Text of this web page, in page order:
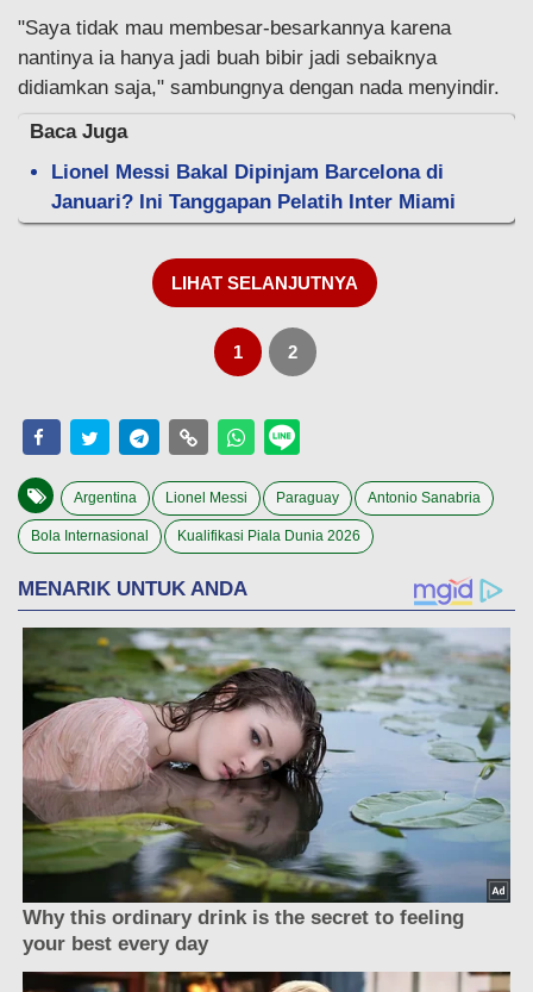
"Saya tidak mau membesar-besarkannya karena
nantinya ia hanya jadi buah bibir jadi sebaiknya
didiamkan saja," sambungnya dengan nada menyindir.
Baca Juga
Lionel Messi Bakal Dipinjam Barcelona di
Januari? Ini Tanggapan Pelatih Inter Miami
LIHAT SELANJUTNYA
1 2
Argentina Lionel Messi Paraguay Antonio Sanabria
Bola Internasional Kualifikasi Piala Dunia 2026